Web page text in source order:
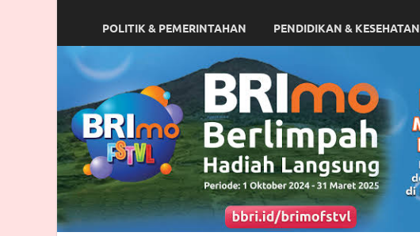
POLITIK & PEMERINTAHAN PENDIDIKAN & KESEHATAN